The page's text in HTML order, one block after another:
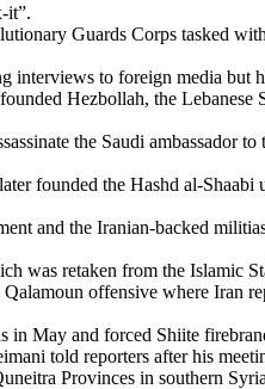
-it”.
Guards Corps tasked with
interviews to foreign media but
founded Hezbollah, the Lebanese
the Saudi ambassadorto
later founded the Hashd al-Shaabi
and the Iranian-backed
was retaken from the Islamic
Qalamoun offensive where Iran
in May and forced Shiite
told reporters after his
Provinces in southern Syria